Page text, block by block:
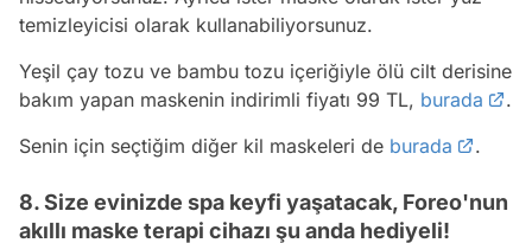
temizleyicisi olarak kullanabiliyorsunuz.
Yeşil çay tozu ve bambu tozu içeriğiyle ölü cilt derisine
bakım yapan maskenin indirimli fiyatı 99 TL, burada
.
Senin için seçtiğim diğer kil maskeleri de burada .
8. Size evinizde spa keyfi yaşatacak, Foreo'nun
akıllı maske terapi cihazı şu anda hediyeli!